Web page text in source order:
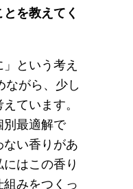
を教えてく
という考え
ながら、少し
ています。
別最適解で
い香りがあ
はこの香り
みをつくっ